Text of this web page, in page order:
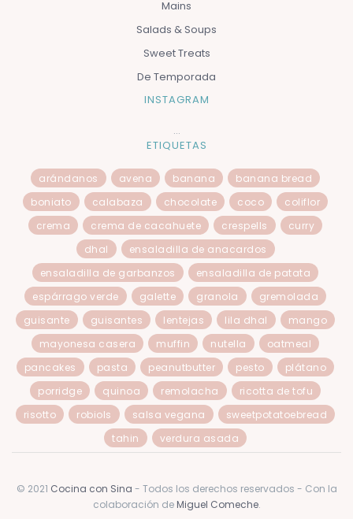
Mains
Salads & Soups
Sweet Treats
De Temporada
INSTAGRAM
…
ETIQUETAS
arándanos avena banana
banana bread
boniato
calabaza chocolate coco
coliflor
crema
crema de cacahuete crespells
curry
dhal
ensaladilla de anacardos
ensaladilla de garbanzos
ensaladilla de patata
espárrago verde
galette granola
gremolada
guisante
guisantes lentejas lila dhal
mango
mayonesa casera
muffin nutella
oatmeal
pancakes
pasta peanutbutter pesto
plátano
porridge
quinoa remolacha
ricotta de tofu
risotto
robiols salsa vegana
sweetpotatoebread
tahin
verdura asada
© 2021 Cocina con Sina - Todos los derechos reservados - Con la
colaboración de Miguel Comeche.